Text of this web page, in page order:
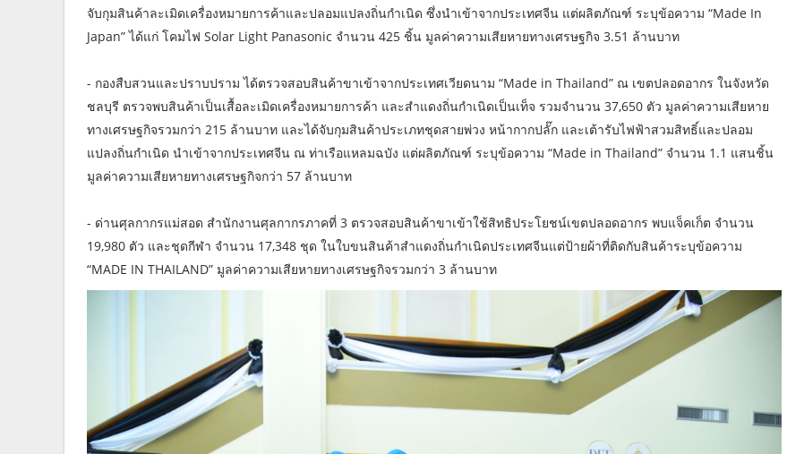
จับกุมสินค้าละเมิดเครื่องหมายการค้าและปลอมแปลงถิ่นกำเนิด ซึ่งนำเข้าจากประเทศจีน แต่ผลิตภัณฑ์ ระบุข้อความ “Made In
Japan” ได้แก่ โคมไฟ Solar Light Panasonic จำนวน 425 ชิ้น มูลค่าความเสียหายทางเศรษฐกิจ 3.51 ล้านบาท
- กองสืบสวนและปราบปราม ได้ตรวจสอบสินค้าขาเข้าจากประเทศเวียดนาม “Made in Thailand” ณ เขตปลอดอากร ในจังหวัด
ชลบุรี ตรวจพบสินค้าเป็นเสื้อละเมิดเครื่องหมายการค้า และสำแดงถิ่นกำเนิดเป็นเท็จ รวมจำนวน 37,650 ตัว มูลค่าความเสียหาย
ทางเศรษฐกิจรวมกว่า 215 ล้านบาท และได้จับกุมสินค้าประเภทชุดสายพ่วง หน้ากากปลั๊ก และเต้ารับไฟฟ้าสวมสิทธิ์และปลอม
แปลงถิ่นกำเนิด นำเข้าจากประเทศจีน ณ ท่าเรือแหลมฉบัง แต่ผลิตภัณฑ์ ระบุข้อความ “Made in Thailand” จำนวน 1.1 แสนชิ้น
มูลค่าความเสียหายทางเศรษฐกิจกว่า 57 ล้านบาท
- ด่านศุลกากรแม่สอด สำนักงานศุลกากรภาคที่ 3 ตรวจสอบสินค้าขาเข้าใช้สิทธิประโยชน์เขตปลอดอากร พบแจ็คเก็ต จำนวน
19,980 ตัว และชุดกีฬา จำนวน 17,348 ชุด ในใบขนสินค้าสำแดงถิ่นกำเนิดประเทศจีนแต่ป้ายผ้าที่ติดกับสินค้าระบุข้อความ
“MADE IN THAILAND” มูลค่าความเสียหายทางเศรษฐกิจรวมกว่า 3 ล้านบาท